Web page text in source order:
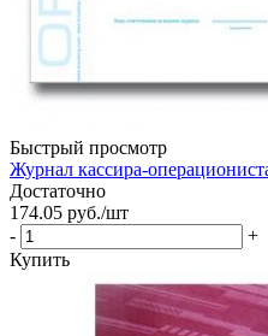
Быстрый просмотр
Журнал кассира-
Достаточно
174.05 руб./шт
-
+
Купить